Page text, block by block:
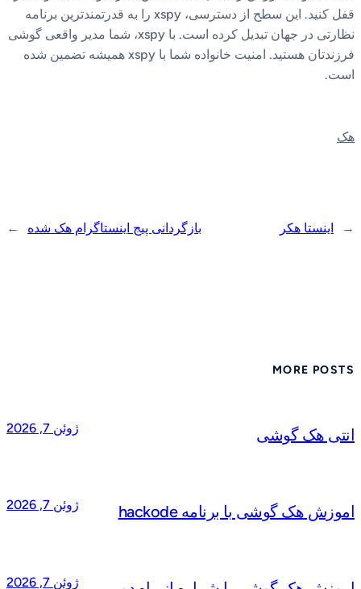
قفل کنید. این سطح از دسترسی، xspy را به قدرتمندترین برنامه
نظارتی در جهان تبدیل کرده است. با xspy، شما مدیر واقعی گوشی
فرزندتان هستید. امنیت خانواده شما با xspy همیشه تضمین شده
است.
هک
← اینستا هکر بازگردانی پیج اینستاگرام هک شده →
MORE POSTS
انتی هک گوشی ژوئن 7, 2026
اموزش هک گوشی با برنامه hackode ژوئن 7, 2026
ژوئن 7, 2026